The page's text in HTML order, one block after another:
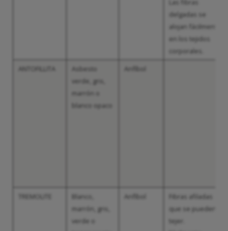
Las fibras
delgadas se
alojan fácilmente
en los tejidos
corporales.
ANTOFILLITA
Asbesto
verde, gris,
marrón o
blanco opaco
Anfíbol
TREMOLITE
Blanco,
marrón, gris,
verde o
Anfíbol
Fibras afiladas
que se pueden
tejer.